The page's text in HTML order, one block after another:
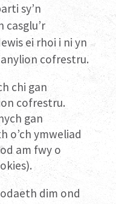
sy’n
casglu’r
ei rhoi i ni yn
cofrestru.
chi gan
cofrestru.
gan
o’ch ymweliad
am fwy o
dim ond